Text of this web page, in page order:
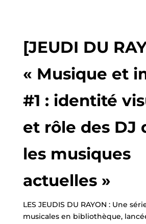
[JEUDI DU
« Musique et
#1 : identité
et rôle des DJ
les musiques
actuelles »
LES JEUDIS DU RAYON : Une
musicales en bibliothèque,